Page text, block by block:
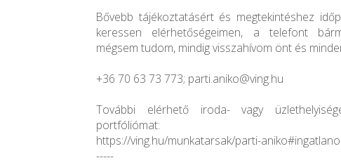
Bővebb tájékoztatásért és megtekintéshez
keressen elérhetőségeimen, a telefont
mégsem tudom, mindig visszahívom önt és
+36 70 63 73 773; parti.aniko@ving.hu
További elérhető iroda- vagy
portfóliómat:
https://ving.hu/munkatarsak/parti-
-----